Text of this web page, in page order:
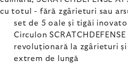
cu totul - fără zgârieturi sau
set de 5 oale și tigăi
Circulon
revoluționară la zgârieturi
extrem de lungă